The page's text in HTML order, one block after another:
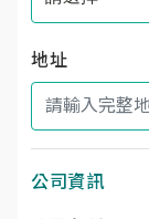
地址
公司資訊